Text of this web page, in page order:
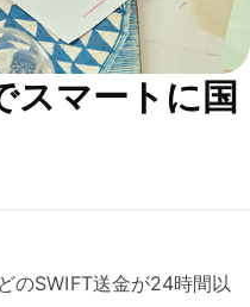
スマートに国
のSWIFT送金が24時間以